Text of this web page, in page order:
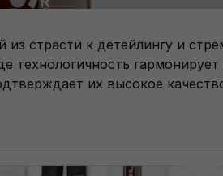
страсти к детейлингу и
технологичность
их высокое